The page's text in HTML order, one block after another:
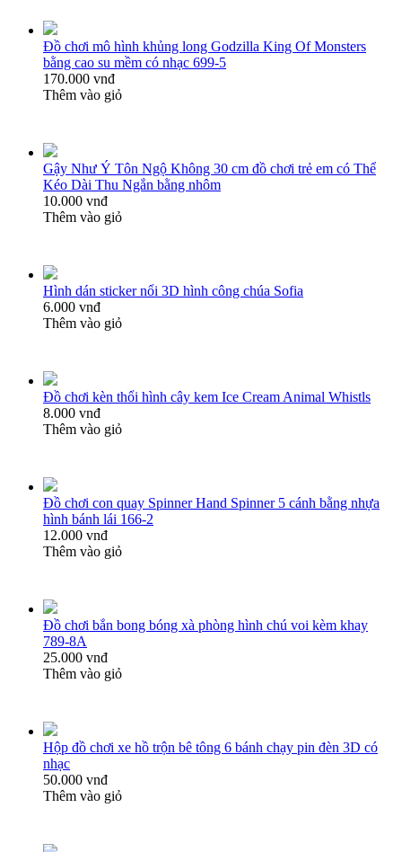
Đồ chơi mô hình khủng long Godzilla King Of Monsters
bằng cao su mềm có nhạc 699-5
170.000 vnđ
Thêm vào giỏ
Gậy Như Ý Tôn Ngộ Không 30 cm đồ chơi trẻ em có Thể
Kéo Dài Thu Ngắn bằng nhôm
10.000 vnđ
Thêm vào giỏ
Hình dán sticker nổi 3D hình công chúa Sofia
6.000 vnđ
Thêm vào giỏ
Đồ chơi kèn thổi hình cây kem Ice Cream Animal Whistls
8.000 vnđ
Thêm vào giỏ
Đồ chơi con quay Spinner Hand Spinner 5 cánh bằng nhựa
hình bánh lái 166-2
12.000 vnđ
Thêm vào giỏ
Đồ chơi bắn bong bóng xà phòng hình chú voi kèm khay
789-8A
25.000 vnđ
Thêm vào giỏ
Hộp đồ chơi xe hồ trộn bê tông 6 bánh chạy pin đèn 3D có
nhạc
50.000 vnđ
Thêm vào giỏ